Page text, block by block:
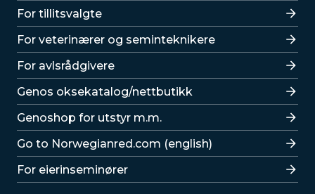
For tillitsvalgte
For veterinærer og seminteknikere
For avlsrådgivere
Lenker
Genos oksekatalog/nettbutikk
Genoshop for utstyr m.m.
Go to Norwegianred.com (english)
For eierinseminører